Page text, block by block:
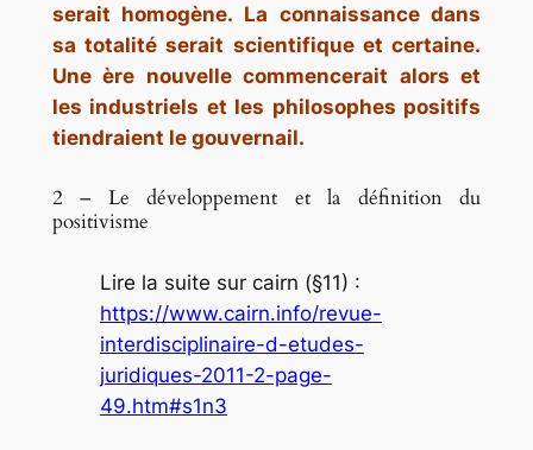
serait homogène. La connaissance dans
sa totalité serait scientifique et certaine.
Une ère nouvelle commencerait alors et
les industriels et les philosophes positifs
tiendraient le gouvernail.
2 – Le développement et la définition du
positivisme
Lire la suite sur cairn (§11) :
https://www.cairn.info/revue-
interdisciplinaire-d-etudes-
juridiques-2011-2-page-
49.htm#s1n3